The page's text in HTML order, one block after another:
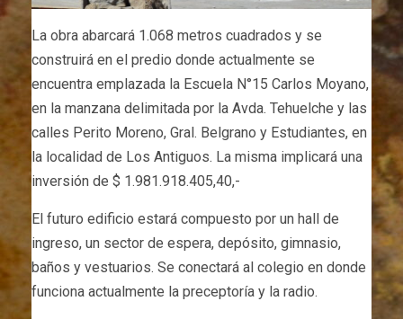
La obra abarcará 1.068 metros cuadrados y se
construirá en el predio donde actualmente se
encuentra emplazada la Escuela N°15 Carlos Moyano,
en la manzana delimitada por la Avda. Tehuelche y las
calles Perito Moreno, Gral. Belgrano y Estudiantes, en
la localidad de Los Antiguos. La misma implicará una
inversión de $ 1.981.918.405,40,-
El futuro edificio estará compuesto por un hall de
ingreso, un sector de espera, depósito, gimnasio,
baños y vestuarios. Se conectará al colegio en donde
funciona actualmente la preceptoría y la radio.